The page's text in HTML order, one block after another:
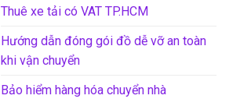
Thuê xe tải có VAT TP.HCM
Hướng dẫn đóng gói đồ dễ vỡ an toàn
khi vận chuyển
Bảo hiểm hàng hóa chuyển nhà